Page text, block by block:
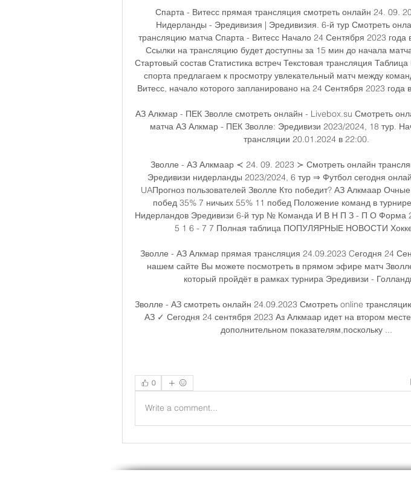
Спарта - Витесс прямая трансляция смотреть онлайн 24. 09.
Нидерланды - Эредивизия | Эредивизия. 6-й тур Смотреть
трансляцию матча Спарта - Витесс Начало 24 Сентября 2023 года
Ссылки на трансляцию будет доступны за 15 мин до начала
Стартовый состав Статистика встреч Текстовая трансляция
спорта предлагаем к просмотру увлекательный матч между
Витесс, начало которого запланировано на 24 Сентября 2023 года
АЗ Алкмар - ПЕК Зволле смотреть онлайн - Livebox.su Смотреть
матча АЗ Алкмар - ПЕК Зволле: Эредивизи 2023/2024, 18 тур.
трансляции 20.01.2024 в 22:00.
Зволле - АЗ Алкмаар ≺ 24. 09. 2023 ≻ Смотреть онлайн
Эредивизи нидерланды 2023/2024, 6 тур ⇒ Футбол сегодня
UAПрогноз пользователей Зволле Кто победит? АЗ Алкмаар
побед 35% 7 ничьих 55% 11 побед Положение команд в
Нидерландов Эредивизи 6-й тур № Команда И В Н П З - П О Форма
5 1 6 - 7 7 Полная таблица ПОПУЛЯРНЫЕ НОВОСТИ
Зволле - АЗ Алкмар прямая трансляция 24.09.2023 Cегодня 24
нашем сайте Вы можете посмотреть в прямом эфире матч
который пройдёт в рамках турнира Эредивизи -
Зволле - АЗ смотреть онлайн 24.09.2023 Смотреть online
АЗ ✓ Сегодня 24 сентября 2023 Аз Алкмаар идет на втором
дополнительном показателям,поскольку ...
0
Write a comment...